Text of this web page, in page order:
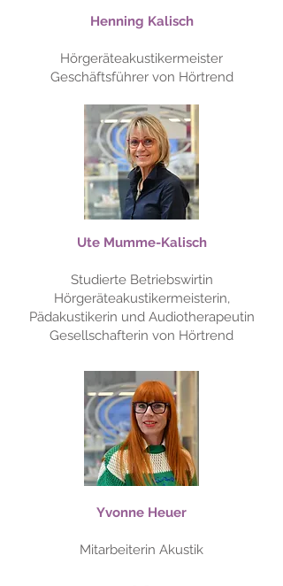
Henning Kalisch
Hörgeräteakustikermeister
Geschäftsführer von Hörtrend
Ute Mumme-Kalisch
Studierte Betriebswirtin
Hörgeräteakustikermeisterin,
Pädakustikerin und Audiotherapeutin
Gesellschafterin von Hörtrend
Yvonne Heuer
Mitarbeiterin Akustik